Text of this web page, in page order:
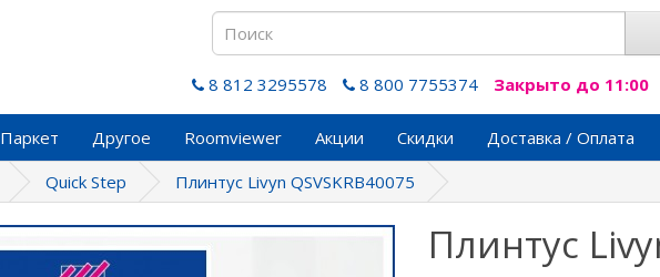
8 812 3295578 8 800 7755374 Закрыто до 11:00
Паркет Другое Roomviewer Акции Скидки Доставка / Оплата
Quick Step Плинтус Livyn QSVSKRB40075
Плинтус